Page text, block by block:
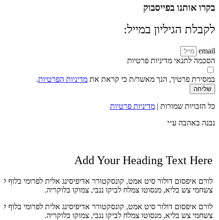
בקרו אותנו בפייסבוק
לקבלת הגיליון במייל:
email
הסכמה לתנאי מדיניות פרטיות
במסירת פרטיך, הנך מאשר/ת כי קראת את מדיניות הפרטיות.
שליחה
כל הזכויות שמורות | מדיניות פרטיות
נבנה באהבה ע״י
Add Your Heading Text Here
לורם איפסום דולור סיט אמט, קונסקטורר אדיפיסינג אלית לפרומי בלוף
צשחמי צש בליא, מנסוטו צמלח לביקו ננבי, צמוקו בלוקריה.
לורם איפסום דולור סיט אמט, קונסקטורר אדיפיסינג אלית לפרומי בלוף
צשחמי צש בליא, מנסוטו צמלח לביקו ננבי, צמוקו בלוקריה.